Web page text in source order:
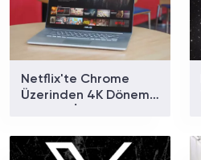
Netflix'te Chrome
Üzerinden 4K Dönemi